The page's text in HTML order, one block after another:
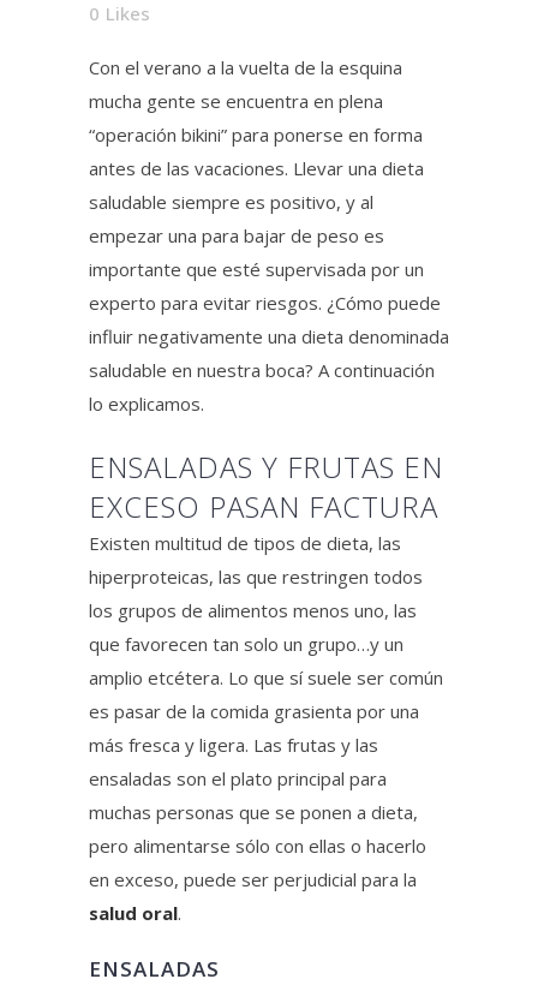
0 Likes
Con el verano a la vuelta de la esquina
mucha gente se encuentra en plena
“operación bikini” para ponerse en forma
antes de las vacaciones. Llevar una dieta
saludable siempre es positivo, y al
empezar una para bajar de peso es
importante que esté supervisada por un
experto para evitar riesgos. ¿Cómo puede
influir negativamente una dieta denominada
saludable en nuestra boca? A continuación
lo explicamos.
ENSALADAS Y FRUTAS EN
EXCESO PASAN FACTURA
Existen multitud de tipos de dieta, las
hiperproteicas, las que restringen todos
los grupos de alimentos menos uno, las
que favorecen tan solo un grupo…y un
amplio etcétera. Lo que sí suele ser común
es pasar de la comida grasienta por una
más fresca y ligera. Las frutas y las
ensaladas son el plato principal para
muchas personas que se ponen a dieta,
pero alimentarse sólo con ellas o hacerlo
en exceso, puede ser perjudicial para la
salud oral.
ENSALADAS